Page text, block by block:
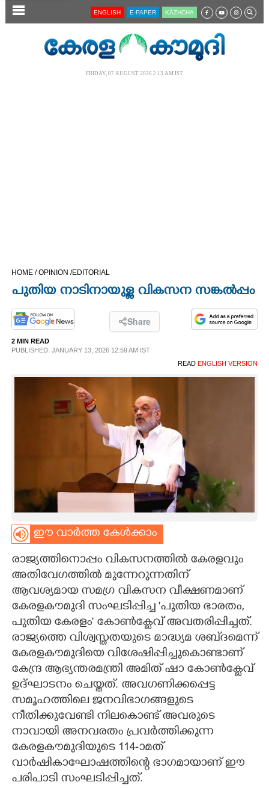
SECTIONS
OPINION
PHOTOS
SPIRITUAL
ART
ASTRO
CARTOONS
LITERATURE
ZOOM
CONTACT US
ENGLISH E-PAPER KĀZHCHA
FRIDAY, 07 AUGUST 2026 2.13 AM IST
HOME /OPINION /EDITORIAL
പുതിയ നാടിനായുള്ള വികസന സങ്കൽപ്പം
Share
2 MIN READ
PUBLISHED: JANUARY 13, 2026 12:59 AM IST
READ ENGLISH VERSION
ഈ വാർത്ത കേൾക്കാം
രാജ്യത്തിനൊപ്പം വികസനത്തിൽ കേരളവും
അതിവേഗത്തിൽ മുന്നേറുന്നതിന്
ആവശ്യമായ സമഗ്ര വികസന വീക്ഷണമാണ്
കേരളകൗമുദി സംഘടിപ്പിച്ച 'പുതിയ ഭാരതം,
പുതിയ കേരളം" കോൺക്ളേവ് അവതരിപ്പിച്ചത്.
രാജ്യത്തെ വിശ്വസ്തതയുടെ മാദ്ധ്യമ ശബ്‌ദമെന്ന്
കേരളകൗമുദിയെ വിശേഷിപ്പിച്ചുകൊണ്ടാണ്
കേന്ദ്ര ആഭ്യന്തരമന്ത്രി അമിത് ഷാ കോൺക്ളേവ്
ഉദ്ഘാടനം ചെയ്തത്. അവഗണിക്കപ്പെട്ട
സമൂഹത്തിലെ ജനവിഭാഗങ്ങളുടെ
നീതിക്കുവേണ്ടി നിലകൊണ്ട് അവരുടെ
നാവായി അനവരതം പ്രവർത്തിക്കുന്ന
കേരളകൗമുദിയുടെ 114-ാമത്
വാർഷികാഘോഷത്തിന്റെ ഭാഗമായാണ് ഈ
പരിപാടി സംഘടിപ്പിച്ചത്.